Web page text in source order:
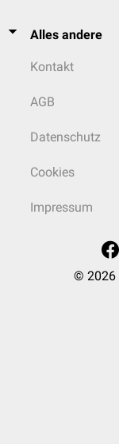
Alles andere
Kontakt
AGB
Datenschutz
Cookies
Impressum
© 2026